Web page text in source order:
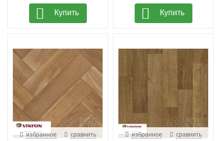
Купить Купить
избранное сравнить избранное сравнить